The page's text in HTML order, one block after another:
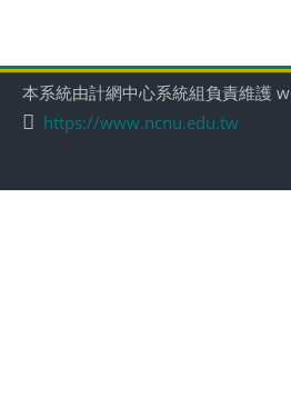
本系統由計網中心系統組負責維護
https://www.ncnu.edu.tw